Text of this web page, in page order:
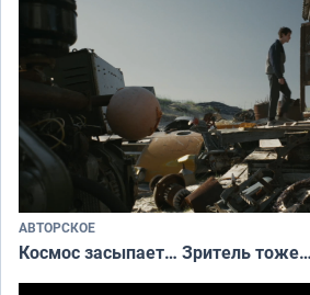
АВТОРСКОЕ
Космос засыпает… Зритель тоже…